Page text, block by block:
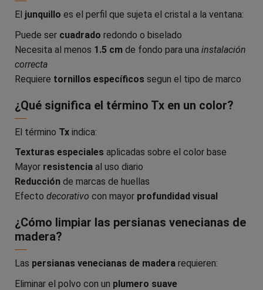
El junquillo es el perfil que sujeta el cristal a la ventana:
Puede ser cuadrado redondo o biselado
Necesita al menos 1.5 cm de fondo para una instalación
correcta
Requiere tornillos específicos segun el tipo de marco
¿Qué significa el término Tx en un color?
El término Tx indica:
Texturas especiales aplicadas sobre el color base
Mayor resistencia al uso diario
Reducción de marcas de huellas
Efecto decorativo con mayor profundidad visual
¿Cómo limpiar las persianas venecianas de
madera?
Las persianas venecianas de madera requieren:
Eliminar el polvo con un plumero suave